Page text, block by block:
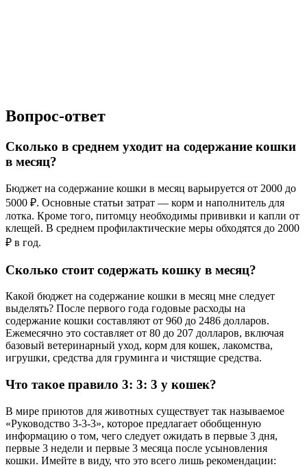
Вопрос-ответ
Сколько в среднем уходит на содержание кошки
в месяц?
Бюджет на содержание кошки в месяц варьируется от 2000 до
5000 ₽. Основные статьи затрат — корм и наполнитель для
лотка. Кроме того, питомцу необходимы прививки и капли от
клещей. В среднем профилактические меры обходятся до 2000
₽ в год.
Сколько стоит содержать кошку в месяц?
Какой бюджет на содержание кошки в месяц мне следует
выделять? После первого года годовые расходы на
содержание кошки составляют от 960 до 2486 долларов.
Ежемесячно это составляет от 80 до 207 долларов, включая
базовый ветеринарный уход, корм для кошек, лакомства,
игрушки, средства для груминга и чистящие средства.
Что такое правило 3: 3: 3 у кошек?
В мире приютов для животных существует так называемое
«Руководство 3-3-3», которое предлагает обобщенную
информацию о том, чего следует ожидать в первые 3 дня,
первые 3 недели и первые 3 месяца после усыновления
кошки. Имейте в виду, что это всего лишь рекомендации: